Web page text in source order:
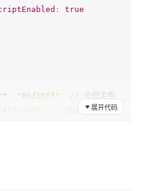
:
true
: "#6d18ff"
// 全局主色
// 链接色 展开代码